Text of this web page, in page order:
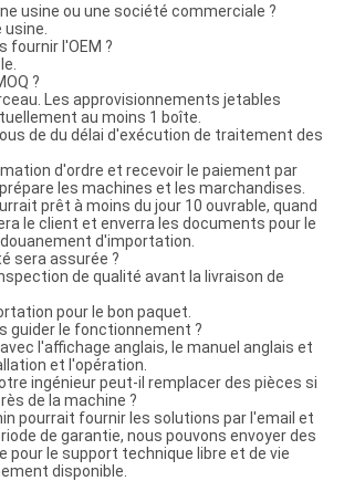
usine ou une société commerciale ?
fournir l'OEM ?
?
Les approvisionnements jetables
au moins 1 boîte.
de du délai d'exécution de traitement des
d'ordre et recevoir le paiement par
les machines et les marchandises.
prêt à moins du jour 10 ouvrable, quand
le client et enverra les documents pour le
d'importation.
sera assurée ?
de qualité avant la livraison de
pour le bon paquet.
guider le fonctionnement ?
l'affichage anglais, le manuel anglais et
et l'opération.
ingénieur peut-il remplacer des pièces si
de la machine ?
pourrait fournir les solutions par l'email et
de garantie, nous pouvons envoyer des
pour le support technique libre et de vie
disponible.